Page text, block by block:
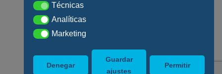
TécnicasTécnicas
AnalíticasAnalíticas
MarketingMarketing
Denegar
Guardar
ajustes
Permitir